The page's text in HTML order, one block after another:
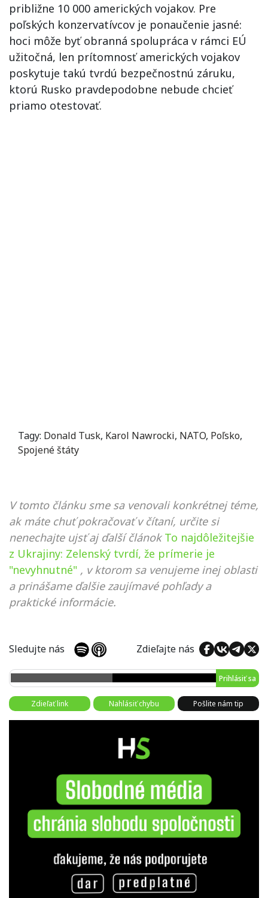
približne 10 000 amerických vojakov. Pre
poľských konzervatívcov je ponaučenie jasné:
hoci môže byť obranná spolupráca v rámci EÚ
užitočná, len prítomnosť amerických vojakov
poskytuje takú tvrdú bezpečnostnú záruku,
ktorú Rusko pravdepodobne nebude chcieť
priamo otestovať.
Tagy: Donald Tusk, Karol Nawrocki, NATO, Poľsko,
Spojené štáty
V tomto článku sme sa venovali konkrétnej téme,
ak máte chuť pokračovať v čítaní, určite si
nenechajte ujsť aj ďalší článok To najdôležitejšie
z Ukrajiny: Zelenský tvrdí, že prímerie je
"nevyhnutné" , v ktorom sa venujeme inej oblasti
a prinášame ďalšie zaujímavé pohľady a
praktické informácie.
Sledujte nás Zdieľajte nás
Prihlásiť sa
Zdieľať link Nahlásiť chybu Pošlite nám tip